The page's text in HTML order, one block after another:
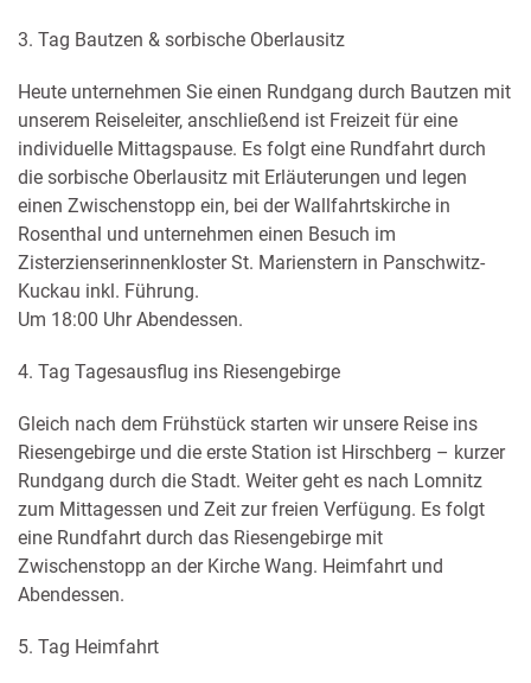
3. Tag Bautzen & sorbische Oberlausitz
Heute unternehmen Sie einen Rundgang durch Bautzen mit
unserem Reiseleiter, anschließend ist Freizeit für eine
individuelle Mittagspause. Es folgt eine Rundfahrt durch
die sorbische Oberlausitz mit Erläuterungen und legen
einen Zwischenstopp ein, bei der Wallfahrtskirche in
Rosenthal und unternehmen einen Besuch im
Zisterzienserinnenkloster St. Marienstern in Panschwitz-
Kuckau inkl. Führung.
Um 18:00 Uhr Abendessen.
4. Tag Tagesausflug ins Riesengebirge
Gleich nach dem Frühstück starten wir unsere Reise ins
Riesengebirge und die erste Station ist Hirschberg – kurzer
Rundgang durch die Stadt. Weiter geht es nach Lomnitz
zum Mittagessen und Zeit zur freien Verfügung. Es folgt
eine Rundfahrt durch das Riesengebirge mit
Zwischenstopp an der Kirche Wang. Heimfahrt und
Abendessen.
5. Tag Heimfahrt